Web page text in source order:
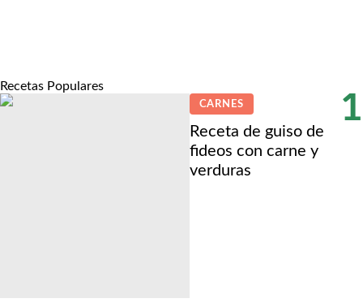
Recetas Populares
1
CARNES
Receta de guiso de
fideos con carne y
verduras